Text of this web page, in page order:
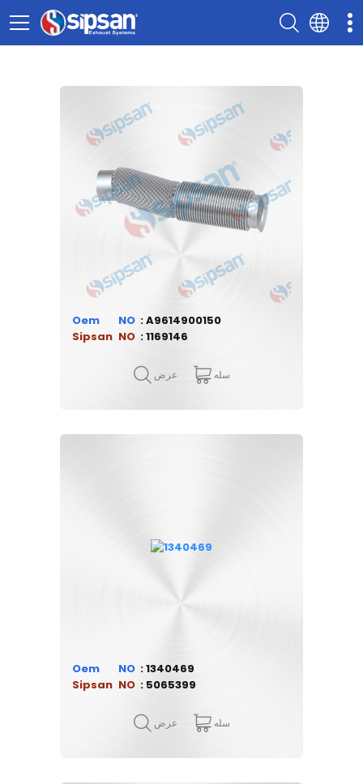
Oem
A9614900150
Sipsan
1169146
عرض سله
Oem
1340469
Sipsan
5065399
عرض سله